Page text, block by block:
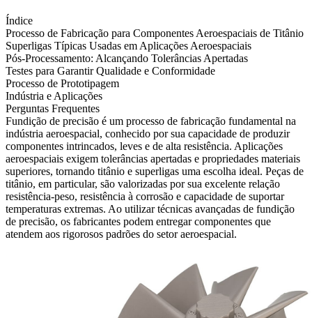
Índice
Processo de Fabricação para Componentes Aeroespaciais de Titânio
Superligas Típicas Usadas em Aplicações Aeroespaciais
Pós-Processamento: Alcançando Tolerâncias Apertadas
Testes para Garantir Qualidade e Conformidade
Processo de Prototipagem
Indústria e Aplicações
Perguntas Frequentes
Fundição de precisão é um processo de fabricação fundamental na
indústria aeroespacial, conhecido por sua capacidade de produzir
componentes intrincados, leves e de alta resistência. Aplicações
aeroespaciais exigem tolerâncias apertadas e propriedades materiais
superiores, tornando titânio e superligas uma escolha ideal. Peças de
titânio, em particular, são valorizadas por sua excelente relação
resistência-peso, resistência à corrosão e capacidade de suportar
temperaturas extremas. Ao utilizar técnicas avançadas de fundição
de precisão, os fabricantes podem entregar componentes que
atendem aos rigorosos padrões do setor aeroespacial.